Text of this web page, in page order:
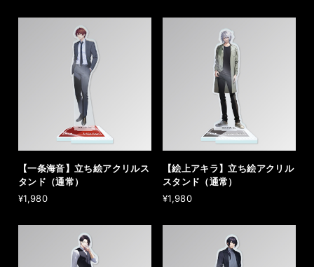
【一条海音】立ち絵アクリルス
タンド（通常）
¥1,980
【絵上アキラ】立ち絵アクリル
スタンド（通常）
¥1,980